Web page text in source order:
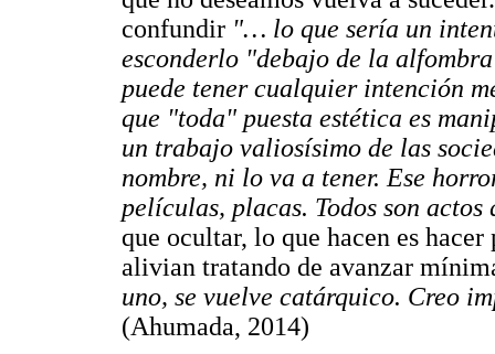
confundir "… lo que sería un
esconderlo "debajo de la
puede tener cualquier intención
que "toda" puesta estética es
un trabajo valiosísimo de las
nombre, ni lo va a tener. Ese
películas, placas. Todos son
que ocultar, lo que hacen es
alivian tratando de avanzar
uno, se vuelve catárquico. Creo
(Ahumada, 2014)